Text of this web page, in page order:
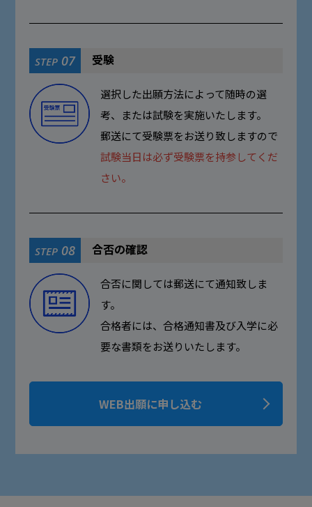
STEP 07 受験
選択した出願方法によって随時の選
考、または試験を実施いたします。
郵送にて受験票をお送り致しますので
試験当日は必ず受験票を持参してくだ
さい。
STEP 08 合否の確認
合否に関しては郵送にて通知致しま
す。
合格者には、合格通知書及び入学に必
要な書類をお送りいたします。
WEB出願に申し込む